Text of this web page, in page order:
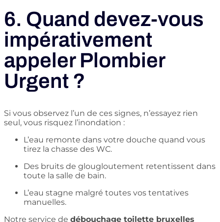
6. Quand devez-vous
impérativement
appeler Plombier
Urgent ?
Si vous observez l’un de ces signes, n’essayez rien
seul, vous risquez l’inondation :
L’eau remonte dans votre douche quand vous
tirez la chasse des WC.
Des bruits de glougloutement retentissent dans
toute la salle de bain.
L’eau stagne malgré toutes vos tentatives
manuelles.
Notre service de débouchage toilette bruxelles